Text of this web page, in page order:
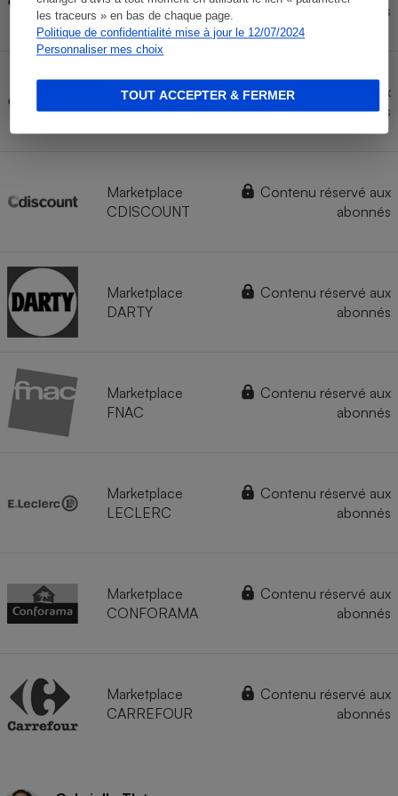
les traceurs » en bas de chaque page.
Politique de confidentialité mise à jour le 12/07/2024
Personnaliser mes choix
TOUT ACCEPTER & FERMER
AMAZON
abonnés
Marketplace
CASTORAMA
Contenu réservé aux
abonnés
Marketplace
CDISCOUNT
Contenu réservé aux
abonnés
Marketplace
DARTY
Contenu réservé aux
abonnés
Marketplace
FNAC
Contenu réservé aux
abonnés
Marketplace
LECLERC
Contenu réservé aux
abonnés
Marketplace
CONFORAMA
Contenu réservé aux
abonnés
Marketplace
CARREFOUR
Contenu réservé aux
abonnés